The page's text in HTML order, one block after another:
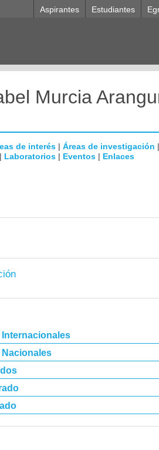
Aspirantes Estudiantes
Murcia
de interés | Áreas de investigación |
| Laboratorios | Eventos | Enlaces